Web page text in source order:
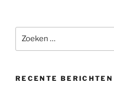
naar:
RECENTE BERICHTEN